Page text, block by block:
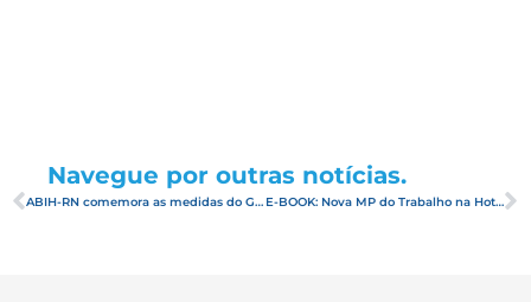
Navegue por outras notícias.
ABIH-RN comemora as medidas do Governo Federal de socorro aos trabalhadores e às empresas E-BOOK: Nova MP do Trabalho na Hotelaria – Como os hotéis podem aplicar as novas regras